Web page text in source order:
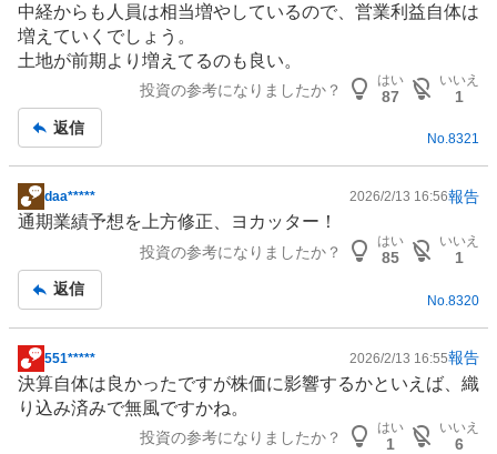
中経からも人員は相当増やしているので、営業利益自体は
増えていくでしょう。
土地が前期より増えてるのも良い。
投資の参考になりましたか？
はい
87
いいえ
1
返信
No.8321
掲
示
事
daa***** 2026/2/13 16:56報告
通期業績予想を上方修正、ヨカッター！
投資の参考になりましたか？
はい
85
いいえ
1
返信
No. 8320
掲
示
板
551***** 2026/2/13 16:55報告
決算自体は良かったですが株価に影響するかといえば、織
り込み済みで無風ですかね。
投資の参考になりましたか？
はい
1
いいえ
6